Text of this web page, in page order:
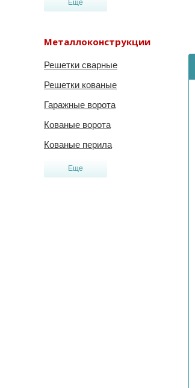
Еще
Металлоконструкции
Решетки сварные
Решетки кованые
Гаражные ворота
Кованые ворота
Кованые перила
Еще